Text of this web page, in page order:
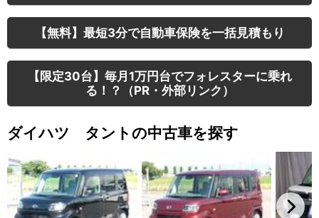
【無料】最短3分で自動車保険を一括見積もり
【限定30台】毎月1万円台でフォレスターに乗れ
る！？（PR・外部リンク）
ダイハツ タントの中古車を探す